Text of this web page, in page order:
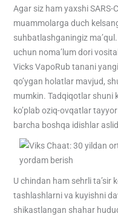
Agar siz ham yaxshi
muammolarga duch
suhbatlashganingiz
uchun noma’lum dori
Vicks VapoRub tanani
qo’ygan holatlar mavjud,
mumkin. Tadqiqotlar shuni
ko’plab oziq-ovqatlar
barcha boshqa idishlar
U chindan ham sehrli ta’sir
tashlashlarni va kuyishni
shikastlangan shahar